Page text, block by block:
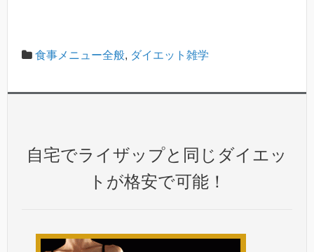
食事メニュー全般, ダイエット雑学
自宅でライザップと同じダイエッ
トが格安で可能！